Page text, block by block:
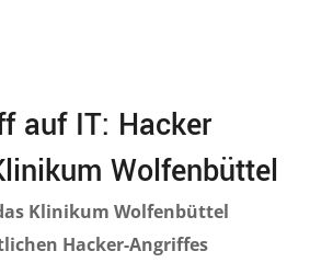
auf IT: Hacker
Wolfenbüttel
Klinikum Wolfenbüttel
Hacker-Angriffes